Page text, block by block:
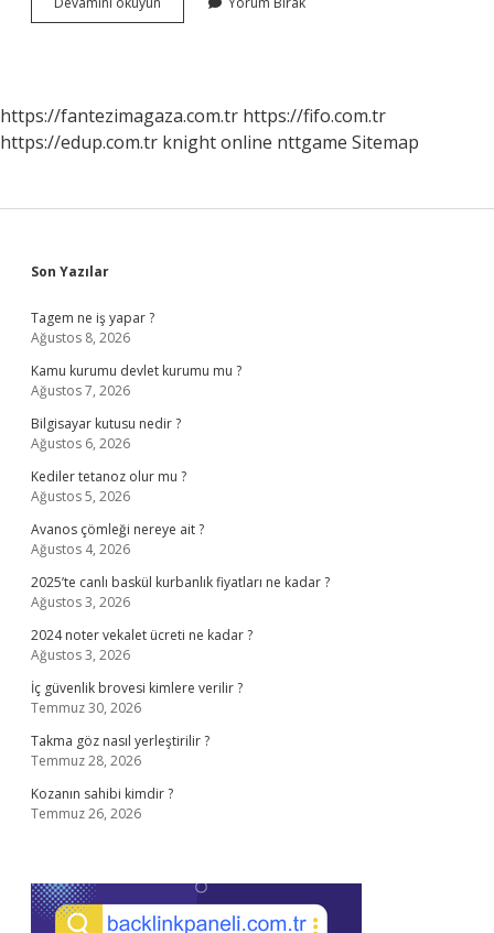
Ölen
https://fantezimagaza.com.tr https://fifo.com.tr
https://edup.com.tr knight online nttgame Sitemap
Sidebar
Son Yazılar
Tagem ne iş yapar ?
Ağustos 8, 2026
Kamu kurumu devlet kurumu mu ?
Ağustos 7, 2026
Bilgisayar kutusu nedir ?
Ağustos 6, 2026
Kediler tetanoz olur mu ?
Ağustos 5, 2026
Avanos çömleği nereye ait ?
Ağustos 4, 2026
2025’te canlı baskül kurbanlık fiyatları ne kadar ?
Ağustos 3, 2026
2024 noter vekalet ücreti ne kadar ?
Ağustos 3, 2026
İç güvenlik brovesi kimlere verilir ?
Temmuz 30, 2026
Takma göz nasıl yerleştirilir ?
Temmuz 28, 2026
Kozanın sahibi kimdir ?
Temmuz 26, 2026